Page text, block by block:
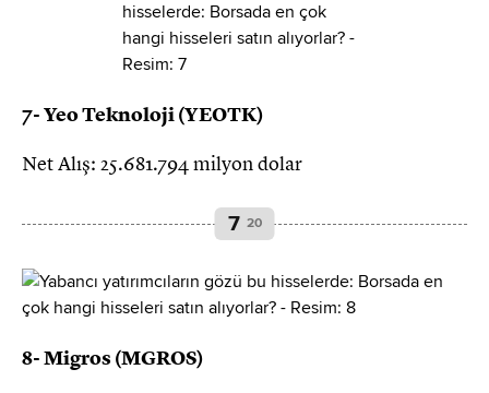
7- Yeo Teknoloji (YEOTK)
Net Alış: 25.681.794 milyon dolar
7 20
8- Migros (MGROS)